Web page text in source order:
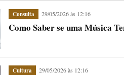
Consulta 29/05/2026 às 12:16
Como Saber se uma Música
Cultura 29/05/2026 às 12:16